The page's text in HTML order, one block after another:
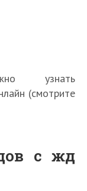
узнать
(смотрите
с жд